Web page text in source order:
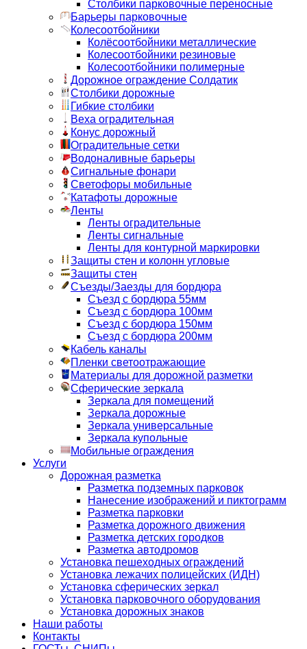
Столбики парковочные переносные
Барьеры парковочные
Колесоотбойники
Колёсоотбойники металлические
Колесоотбойники резиновые
Колесоотбойники полимерные
Дорожное ограждение Солдатик
Столбики дорожные
Гибкие столбики
Веха оградительная
Конус дорожный
Оградительные сетки
Водоналивные барьеры
Сигнальные фонари
Светофоры мобильные
Катафоты дорожные
Ленты
Ленты оградительные
Ленты сигнальные
Ленты для контурной маркировки
Защиты стен и колонн угловые
Защиты стен
Съезды/Заезды для бордюра
Съезд с бордюра 55мм
Съезд с бордюра 100мм
Съезд с бордюра 150мм
Съезд с бордюра 200мм
Кабель каналы
Пленки светоотражающие
Материалы для дорожной разметки
Сферические зеркала
Зеркала для помещений
Зеркала дорожные
Зеркала универсальные
Зеркала купольные
Мобильные ограждения
Услуги
Дорожная разметка
Разметка подземных парковок
Нанесение изображений и пиктограмм
Разметка парковки
Разметка дорожного движения
Разметка детских городков
Разметка автодромов
Установка пешеходных ограждений
Установка лежачих полицейских (ИДН)
Установка сферических зеркал
Установка парковочного оборудования
Установка дорожных знаков
Наши работы
Контакты